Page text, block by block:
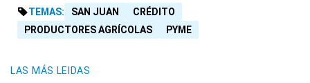
TEMAS: SAN JUAN
CRÉDITO
PRODUCTORES AGRÍCOLAS
PYME
LAS MÁS LEIDAS